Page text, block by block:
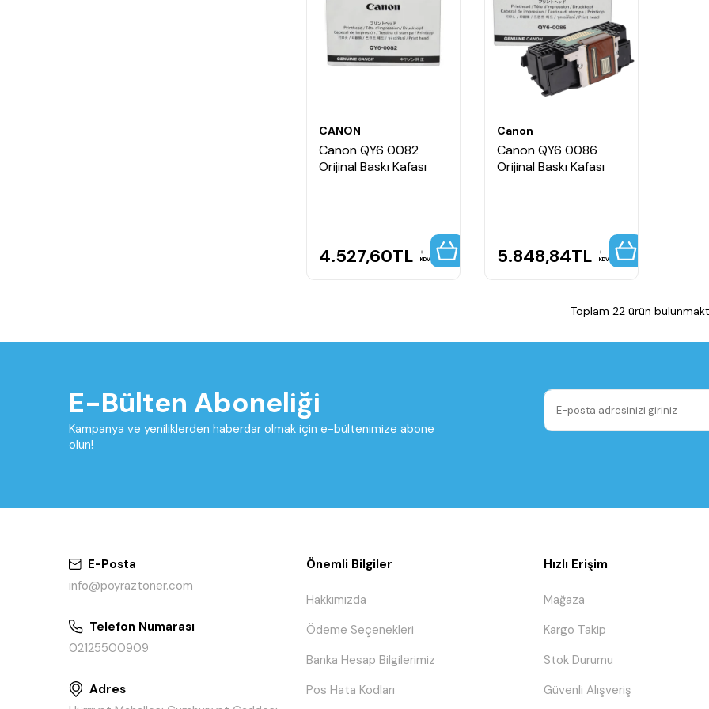
CANON
Canon QY6 0082
Orijinal Baskı Kafası
4.527,60TL KDV
Canon
Canon QY6 0086
Orijinal Baskı Kafası
5.848,84TL KDV
Toplam 22 ürün
E-Bülten Aboneliği
Kampanya ve yeniliklerden haberdar olmak için e-bültenimize abone
olun!
E-Posta
info@poyraztoner.com
Telefon Numarası
02125500909
Adres
Önemli Bilgiler
Hakkımızda
Ödeme Seçenekleri
Banka Hesap Bilgilerimiz
Pos Hata Kodları
Hızlı Erişim
Mağaza
Kargo Takip
Stok Durumu
Güvenli Alışveriş